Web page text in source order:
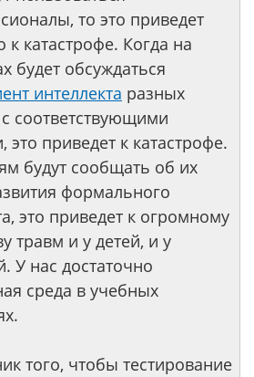
то это приведет
к катастрофе. Когда на
будет обсуждаться
интеллекта разных
соответствующими
это приведет к катастрофе.
будут сообщать об их
формального
это приведет к огромному
травм и у детей, и у
У нас достаточно
среда в учебных
того, чтобы тестирование